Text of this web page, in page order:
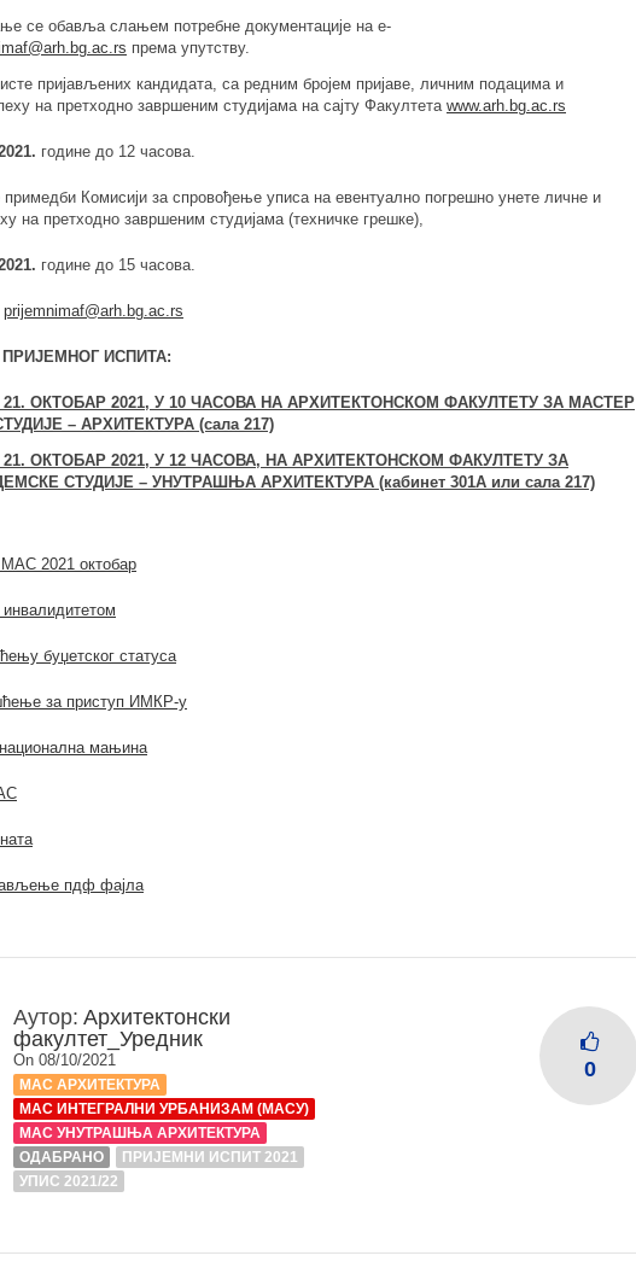
се обавља слањем потребне документације на е-
@arh bg ac rs према упутству.
пријављених кандидата, са редним бројем пријаве, личним подацима и
на претходно завршеним студијама на сајту Факултета www.arh.bg.ac.rs
. године до 12 часова.
Комисији за спровођење уписа на евентуално погрешно унете личне и
на претходно завршеним студијама (техничке грешке),
. године до 15 часова.
prijemnimaf@arh bg ac rs
ИСПИТА:
21. ОКТОБАР 2021, У 10 ЧАСОВА НА АРХИТЕКТОНСКОМ ФАКУЛТЕТУ ЗА МАСТЕР
– АРХИТЕКТУРА (сала 217)
ОКТОБАР 2021, У 12 ЧАСОВА, НА АРХИТЕКТОНСКОМ ФАКУЛТЕТУ ЗА
СТУДИЈЕ – УНУТРАШЊА АРХИТЕКТУРА (кабинет 301А или сала 217)
2021 октобар
инвалидитетом
буџетског статуса
за приступ ИМКР-у
мањина
пдф фајла
Аутор: Архитектонски
факултет_Уредник
On 08/10/2021
МАС АРХИТЕКТУРА
МАС ИНТЕГРАЛНИ УРБАНИЗАМ (МАСУ)
МАС УНУТРАШЊА АРХИТЕКТУРА
ОДАБРАНО
ПРИЈЕМНИ ИСПИТ 2021
УПИС 2021/22
0